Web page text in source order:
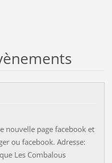
nouvelle page facebook et
ou facebook. Adresse:
Les Combalous